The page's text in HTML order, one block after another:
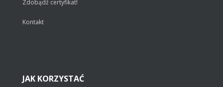
Zdobądź certyfikat!
Kontakt
JAK KORZYSTAĆ